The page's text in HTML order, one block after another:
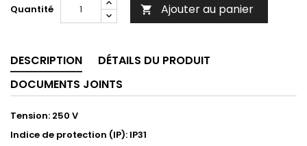
Quantité  Ajouter au panier
DESCRIPTION
DÉTAILS DU PRODUIT
DOCUMENTS JOINTS
Tension: 250 V
Indice de protection (IP): IP31